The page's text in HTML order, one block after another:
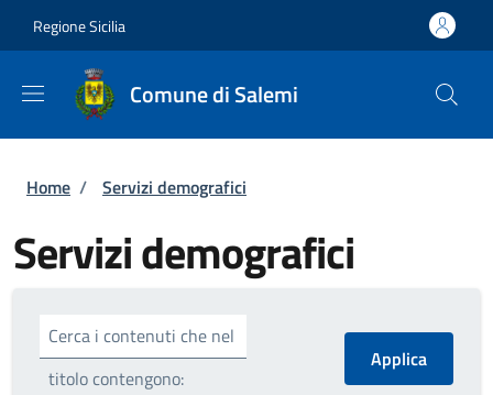
Regione Sicilia
Comune di Salemi
Briciole di pane
Home / Servizi demografici
Servizi demografici
Cerca i contenuti che nel
titolo contengono: